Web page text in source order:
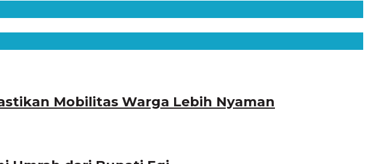
Mobilitas Warga Lebih Nyaman